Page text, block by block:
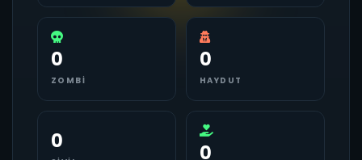
0
ZOMBI
0
HAYDUT
0 0